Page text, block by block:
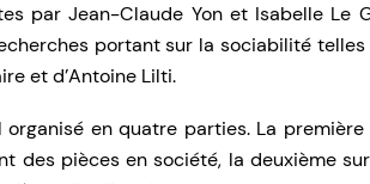
par Jean-Claude Yon et Isabelle Le
portant sur la sociabilité
et d’Antoine Lilti.
en quatre parties. La
des pièces en société, la deuxième